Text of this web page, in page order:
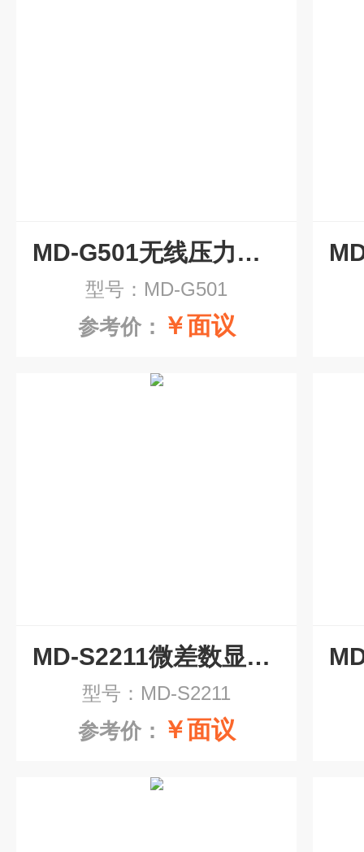
MD-G501无线压力传输传感器
型号：MD-G501
参考价： ￥面议
MD-S2211微差数显压力变送器
型号：MD-S2211
参考价： ￥面议